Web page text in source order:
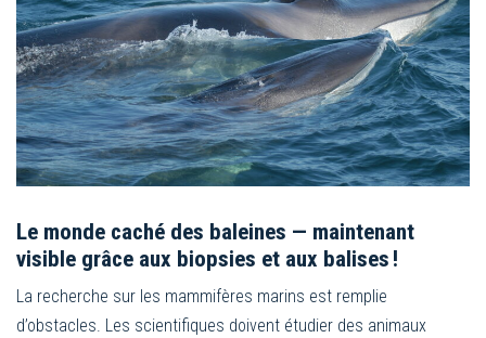
Le monde caché des baleines — maintenant
visible grâce aux biopsies et aux balises !
La recherche sur les mammifères marins est remplie
d’obstacles. Les scientifiques doivent étudier des animaux